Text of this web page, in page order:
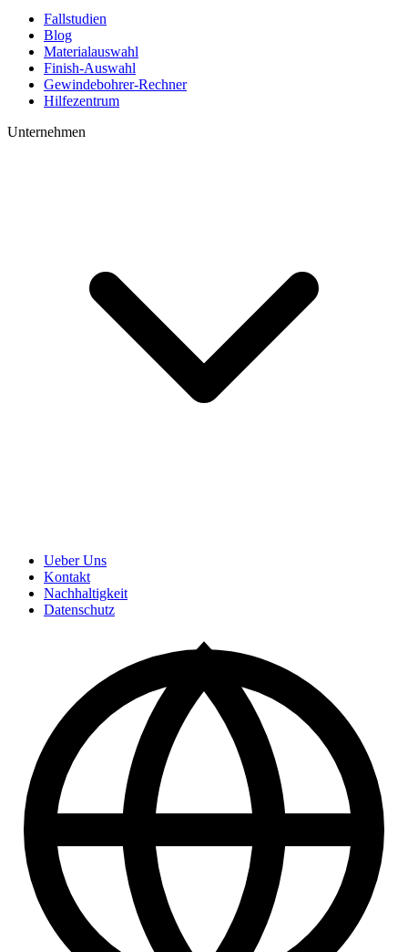
Fallstudien
Blog
Materialauswahl
Finish-Auswahl
Gewindebohrer-Rechner
Hilfezentrum
Unternehmen
Ueber Uns
Kontakt
Nachhaltigkeit
Datenschutz